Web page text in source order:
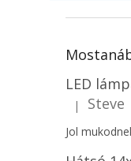
A termék
| Steve
Jol